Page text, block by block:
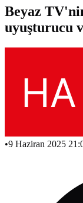
Beyaz
uyuşturucu
•9 Haziran 2025